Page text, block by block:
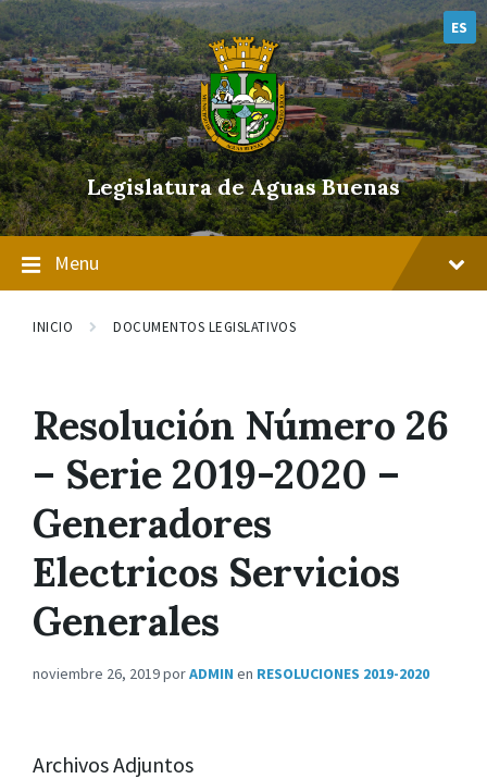
Skip
to
content
Skip
to
main
navigation
Skip
to
footer
ES
Legislatura de Aguas Buenas
Menu
INICIO DOCUMENTOS LEGISLATIVOS
Resolución Número 26
– Serie 2019-2020 –
Generadores
Electricos Servicios
Generales
noviembre 26, 2019porADMIN en RESOLUCIONES 2019-2020
Archivos Adjuntos